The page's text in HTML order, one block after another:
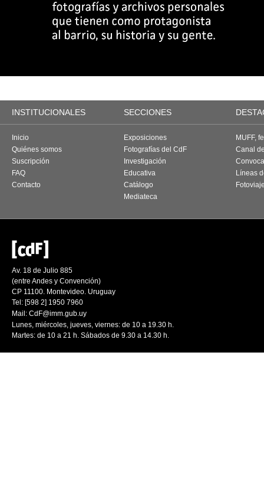
INSTITUCIONALES SECCIONES
Inicio
Quiénes somos
Suscripción
FAQ
Contacto
Exposiciones
Fotografías del CdF
Investigación
Educativa
Catálogo
Mediateca
MUFF,
Canal
Líneas
Av. 18 de Julio 885
(entre Andes y Convención)
CP 11100. Montevideo. Uruguay
Tel: [598 2] 1950 7960
Mail: CdF@imm.gub.uy
Lunes, miércoles, jueves, viernes: de 10 a 19.30 h.
Martes: de 10 a 21 h. Sábados de 9.30 a 14.30 h.